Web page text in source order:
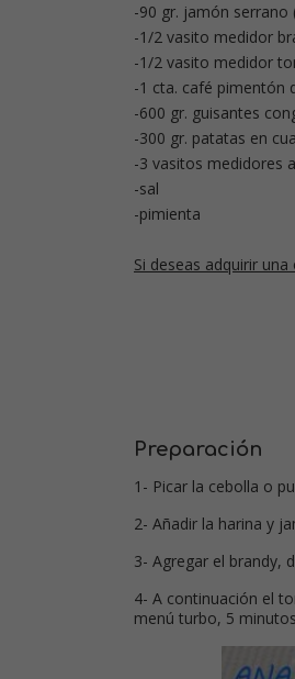
-90 gr. jamón
-1/2 vasito medidor
-1/2 vasito medidor
-1 cta. café pimentón
-600 gr. guisantes
-300 gr. patatas en
-3 vasitos medidores
-sal
-pimienta
Si deseas adquirir
Preparación
1- Picar la cebolla o
2- Añadir la harina y
3- Agregar el brandy,
4- A continuación el
menú turbo, 5